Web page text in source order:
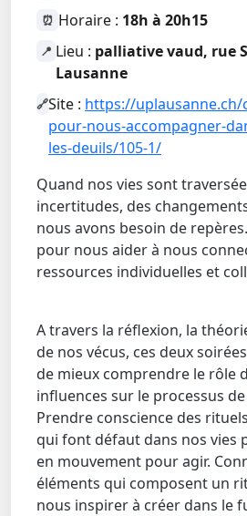
⏰ Horaire : 18h à 20h15
📍 Lieu : palliative vaud, rue
Lausanne
🔗Site : https://
pour-nous-accompagner-
les-deuils/105-1/
Quand nos vies sont
incertitudes, des
nous avons besoin de
pour nous aider à nous
ressources individuelles et
A travers la réflexion, la
de nos vécus, ces deux
de mieux comprendre le rôle
influences sur le processus
Prendre conscience des
qui font défaut dans nos vies
en mouvement pour agir.
éléments qui composent un
nous inspirer à créer dans le